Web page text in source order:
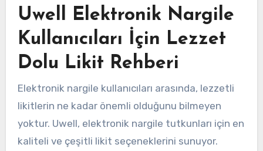
Uwell Elektronik Nargile
Kullanıcıları İçin Lezzet
Dolu Likit Rehberi
Elektronik nargile kullanıcıları arasında, lezzetli
likitlerin ne kadar önemli olduğunu bilmeyen
yoktur. Uwell, elektronik nargile tutkunları için en
kaliteli ve çeşitli likit seçeneklerini sunuyor.